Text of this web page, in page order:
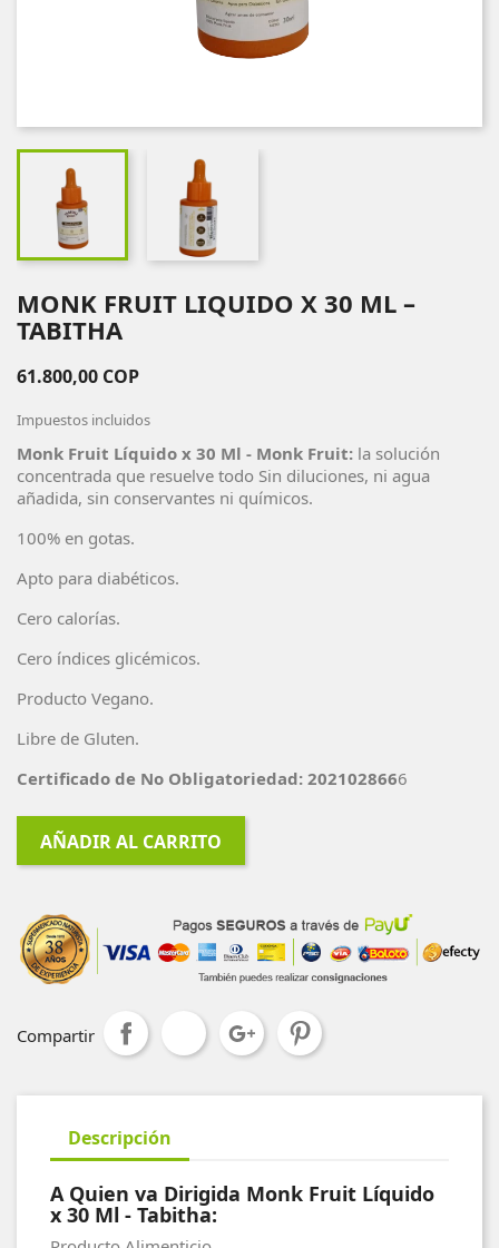
MONK FRUIT LIQUIDO X 30 ML –
TABITHA
61.800,00 COP
Impuestos incluidos
Monk Fruit Líquido x 30 Ml - Monk Fruit: la solución
concentrada que resuelve todo Sin diluciones, ni agua
añadida, sin conservantes ni químicos.
100% en gotas.
Apto para diabéticos.
Cero calorías.
Cero índices glicémicos.
Producto Vegano.
Libre de Gluten.
Certificado de No Obligatoriedad: 2021028666
AÑADIR AL CARRITO
Compartir
Descripción
A Quien va Dirigida Monk Fruit Líquido
x 30 Ml - Tabitha: